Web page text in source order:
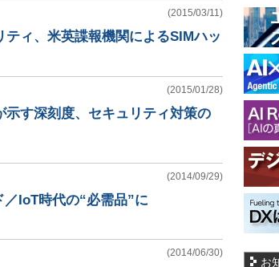
(2015/03/11)
ィ、米英諜報機関によるSIMハッ
(2015/01/28)
す深刻度、セキュリティ対策の
(2014/09/29)
IoT時代の“必需品”に
(2014/06/30)
お